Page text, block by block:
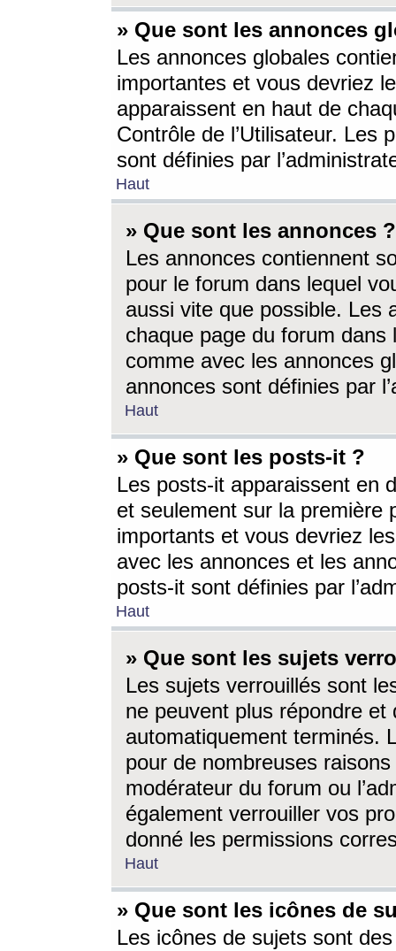
» Que sont les annonces
Les annonces globales
importantes et vous devriez
apparaissent en haut de
Contrôle de l’Utilisateur. Les
sont définies par
Haut
» Que sont les annonces ?
Les annonces contiennent
pour le forum dans lequel
aussi vite que possible. Les
chaque page du forum dans
comme avec les annonces
annonces sont définies par
Haut
» Que sont les posts-it ?
Les posts-it apparaissent en
et seulement sur la première
importants et vous devriez
avec les annonces et les
posts-it sont définies par
Haut
» Que sont les sujets
Les sujets verrouillés sont
ne peuvent plus répondre
automatiquement terminés.
pour de nombreuses
modérateur du forum ou
également verrouiller vos
donné les permissions
Haut
» Que sont les icônes de
Les icônes de sujets sont